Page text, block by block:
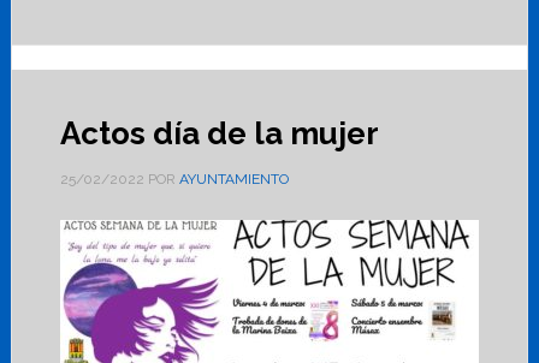
Actos día de la mujer
25/02/2022 POR AYUNTAMIENTO